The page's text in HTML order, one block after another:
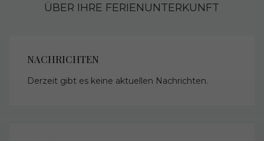
ÜBER IHRE FERIENUNTERKUNFT
NACHRICHTEN
Derzeit gibt es keine aktuellen Nachrichten.